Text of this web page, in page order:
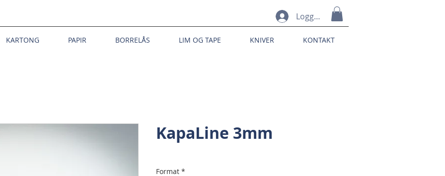
Logg inn
KARTONG PAPIR BORRELÅS LIM OG TAPE KNIVER KONTAKT
KapaLine 3mm
Format *